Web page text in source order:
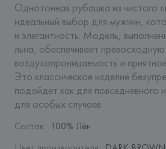
Однотонная рубашка из чистого
идеальный выбор для мужчин,
и элегантность. Модель,
льна, обеспечивает превосходную
воздухопроницаемость и
Это классическое изделие
подойдет как для повседневного
для особых случаев.
Состав: 100% Лён